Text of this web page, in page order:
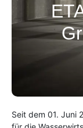
Seit dem 01. Juni